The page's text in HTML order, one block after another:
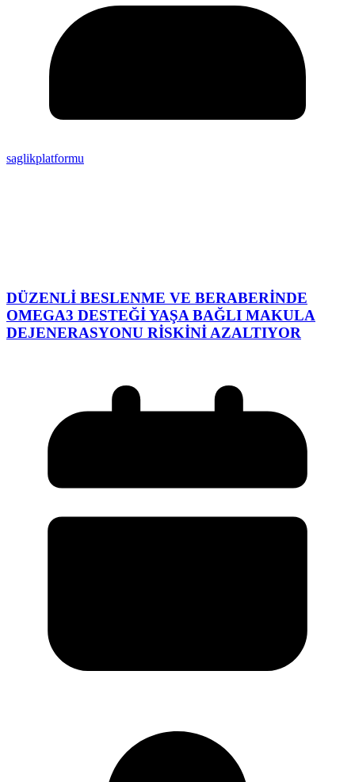
saglikplatformu
DÜZENLİ BESLENME VE BERABERİNDE
OMEGA3 DESTEĞİ YAŞA BAĞLI MAKULA
DEJENERASYONU RİSKİNİ AZALTIYOR